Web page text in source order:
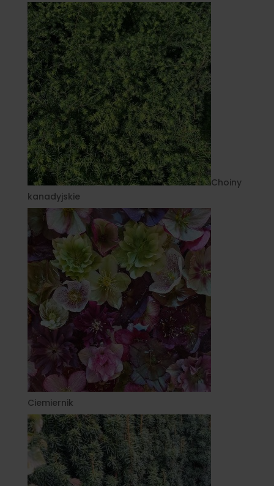
Choiny
kanadyjskie
Ciemiernik